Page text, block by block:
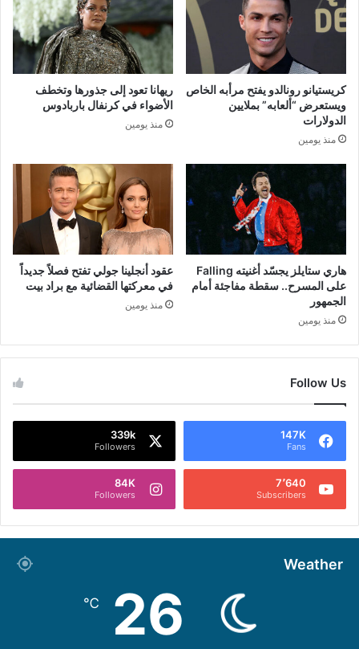
كريستيانو رونالدو يفتح مرأبه الخاص
ويستعرض “ألعابه” بملايين
الدولارات
منذ يومين
ريهانا تعود إلى جذورها وتخطف
الأضواء في كرنفال باربادوس
منذ يومين
هاري ستايلز يجسّد أغنيته Falling
على المسرح.. سقطة مفاجئة أمام
الجمهور
منذ يومين
عقود أنجلينا جولي تفتح فصلاً جديداً
في معركتها القضائية مع براد بيت
منذ يومين
Follow Us
147K
Fans
339k
Followers
7٬640
Subscribers
84K
Followers
Weather
26
℃